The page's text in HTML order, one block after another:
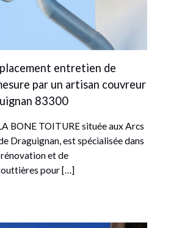
entretien de
par un artisan couvreur
83300
BONE TOITURE située aux Arcs
Draguignan, est spécialisée dans
et de
pour […]